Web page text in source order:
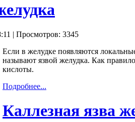
| Просмотров: 3345
Если в желудке появляются
называют язвой желудка. Как
кислоты.
Подробнее...
Каллезная язва